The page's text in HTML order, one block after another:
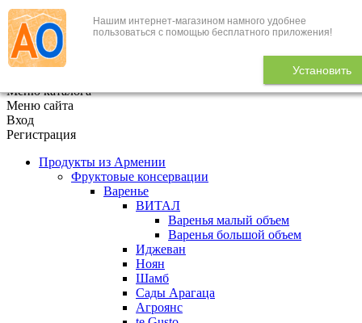
Нашим интернет-магазином намного удобнее
пользоваться с помощью бесплатного приложения!
Установить
+7 (495) 646-888-1
В корзине 0
Меню каталога
Меню сайта
Вход
Регистрация
Продукты из Армении
Фруктовые консервации
Варенье
ВИТАЛ
Варенья малый объем
Варенья большой объем
Иджеван
Ноян
Шамб
Сады Арагаца
Агроянс